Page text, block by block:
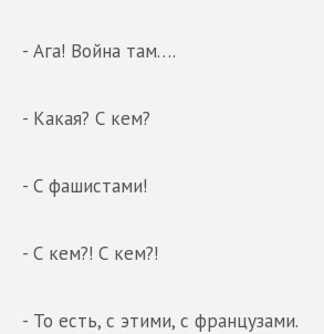
- Ага! Война там….
- Какая? С кем?
- С фашистами!
- С кем?! С кем?!
- То есть, с этими, с французами.